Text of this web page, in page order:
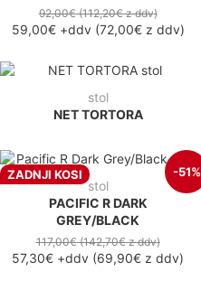
92,00€(112,20€z ddv)
59,00€+ddv(72,00€z ddv)
stol
NET TORTORA
ZADNJI KOSI -51%
stol
PACIFIC R DARK
GREY/BLACK
117,00€(142,70€z ddv)
57,30€ +ddv (69,90€ z ddv)